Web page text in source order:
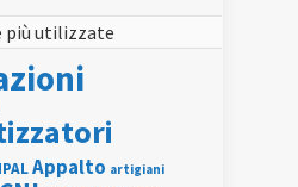
più utilizzate
Appalto artigiani